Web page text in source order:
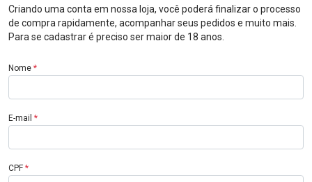
Criando uma conta em nossa loja, você poderá finalizar o processo
de compra rapidamente, acompanhar seus pedidos e muito mais.
Para se cadastrar é preciso ser maior de 18 anos.
Nome *
E-mail *
CPF *